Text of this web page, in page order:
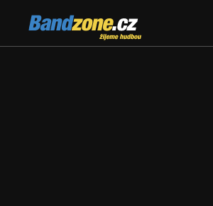
Bandzone.cz
žijeme hudbou